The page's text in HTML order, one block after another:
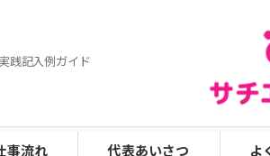
践記入例ガイド